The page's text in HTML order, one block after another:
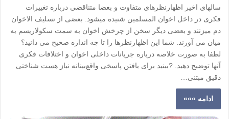
سالهای اخیر اظهارنظرهای متفاوت و بعضا متناقضی درباره تغییرات
فکری در داخل اخوان المسلمین شنیده میشود. بعضی از تسلیف الاخوان
دم میزنند و بعضی دیگر سخن از چرخش اخوان به سمت سکولاریسم به
میان می آورند. شما این اظهارنظرها را تا چه اندازه صحیح می دانید؟
لطفا به صورت خلاصه درباره جریانات داخلی اخوان و اختلافات فکری
آنها توضیح دهید. ?ببنید برای یافتن پاسخی واقع‌بینانه نیاز هست شناختی
دقیق مبتنی…
ادامه »»»